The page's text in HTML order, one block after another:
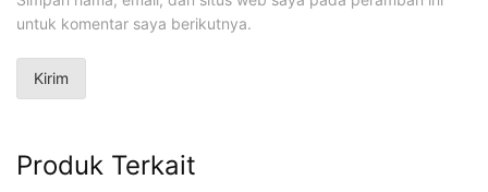
untuk komentar saya berikutnya.
Produk Terkait